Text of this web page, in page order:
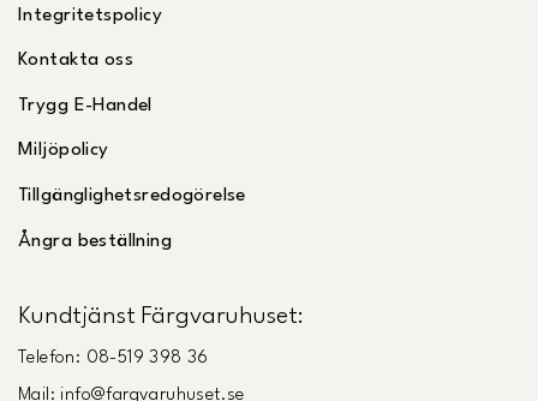
Integritetspolicy
Kontakta oss
Trygg E-Handel
Miljöpolicy
Tillgänglighetsredogörelse
Ångra beställning
Kundtjänst Färgvaruhuset:
Telefon: 08-519 398 36
Mail: info@fargvaruhuset.se